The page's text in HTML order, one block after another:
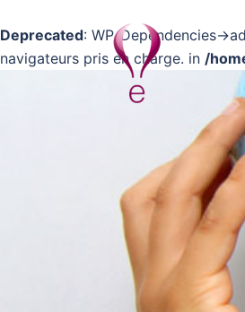
Deprecated: WP_Dependencies-
navigateurs pris en charge. in /